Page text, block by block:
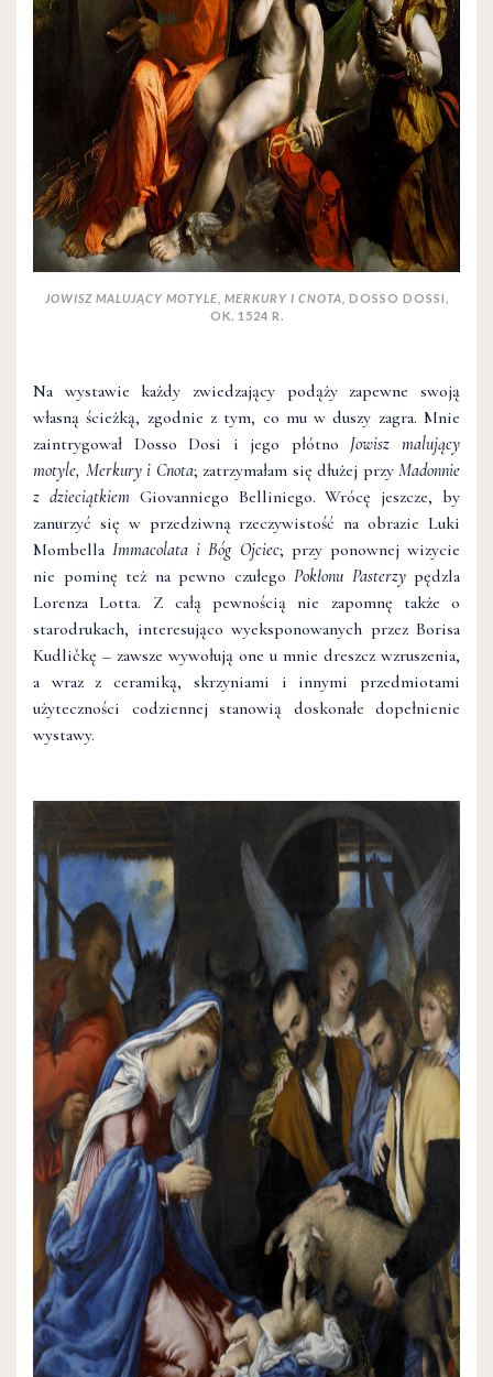
JOWISZ MALUJĄCY MOTYLE, MERKURY I CNOTA, DOSSO DOSSI,
OK. 1524 R.
Na wystawie każdy zwiedzający podąży zapewne swoją
własną ścieżką, zgodnie z tym, co mu w duszy zagra. Mnie
zaintrygował Dosso Dosi i jego płótno Jowisz malujący
motyle, Merkury i Cnota; zatrzymałam się dłużej przy Madonnie
z dzieciątkiemGiovanniego Belliniego. Wrócę jeszcze, by
zanurzyć się w przedziwną rzeczywistość na obrazie Luki
MombellaImmacolata i Bóg Ojciec; przy ponownej wizycie
nie pominę też na pewno czułego Pokłonu Pasterzypędzla
Lorenza Lotta. Z całą pewnością nie zapomnę także o
starodrukach, interesująco wyeksponowanych przez Borisa
Kudličkę – zawsze wywołują one u mnie dreszcz wzruszenia,
a wraz z ceramiką, skrzyniami i innymi przedmiotami
użyteczności codziennej stanowią doskonałe dopełnienie
wystawy.